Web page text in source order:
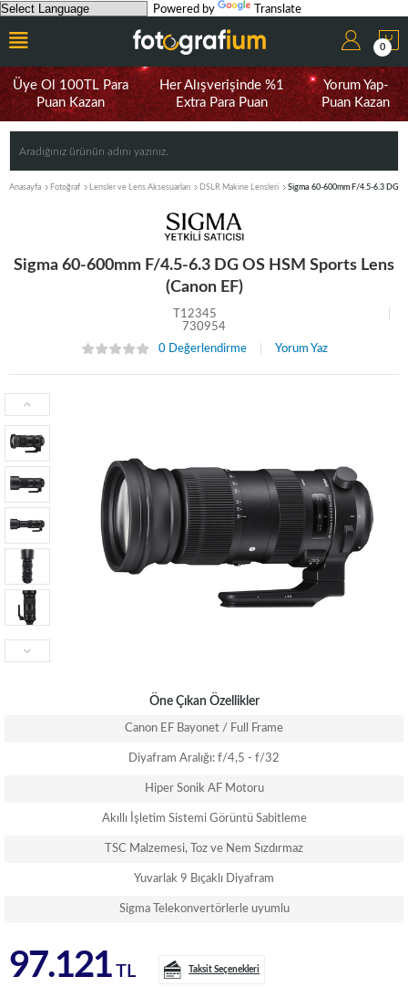
Powered by Translate
0
Üye Ol 100TL Para
Puan Kazan
Her Alışverişinde %1
Extra Para Puan
Yorum Yap-
Puan Kazan
Anasayfa Fotoğraf Lensler ve Lens Aksesuarları DSLR Makine Lensleri Sigma 60-600mm F/4.5-6.3 DG
Sigma 60-600mm F/4.5-6.3 DG OS HSM Sports Lens
(Canon EF)
T12345
730954
0 Değerlendirme
Yorum Yaz
Öne Çıkan Özellikler
Canon EF Bayonet / Full Frame
Diyafram Aralığı: f/4,5 - f/32
Hiper Sonik AF Motoru
Akıllı İşletim Sistemi Görüntü Sabitleme
TSC Malzemesi, Toz ve Nem Sızdırmaz
Yuvarlak 9 Bıçaklı Diyafram
Sigma Telekonvertörlerle uyumlu
97.121 TL Taksit Seçenekleri